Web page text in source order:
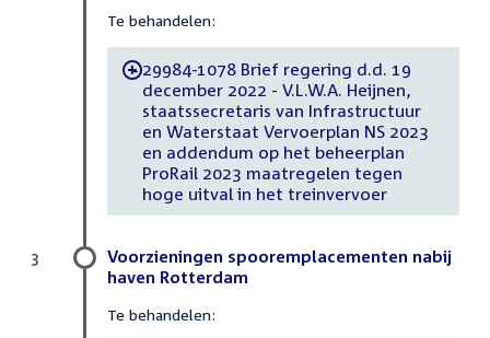
Te behandelen:
-29984-1078 Brief regering d.d. 19
december 2022 - V.L.W.A. Heijnen,
staatssecretaris van Infrastructuur
en Waterstaat Vervoerplan NS 2023
en addendum op het beheerplan
ProRail 2023 maatregelen tegen
hoge uitval in het treinvervoer
Voorzieningen spooremplacementen nabij
haven Rotterdam
Te behandelen:
3